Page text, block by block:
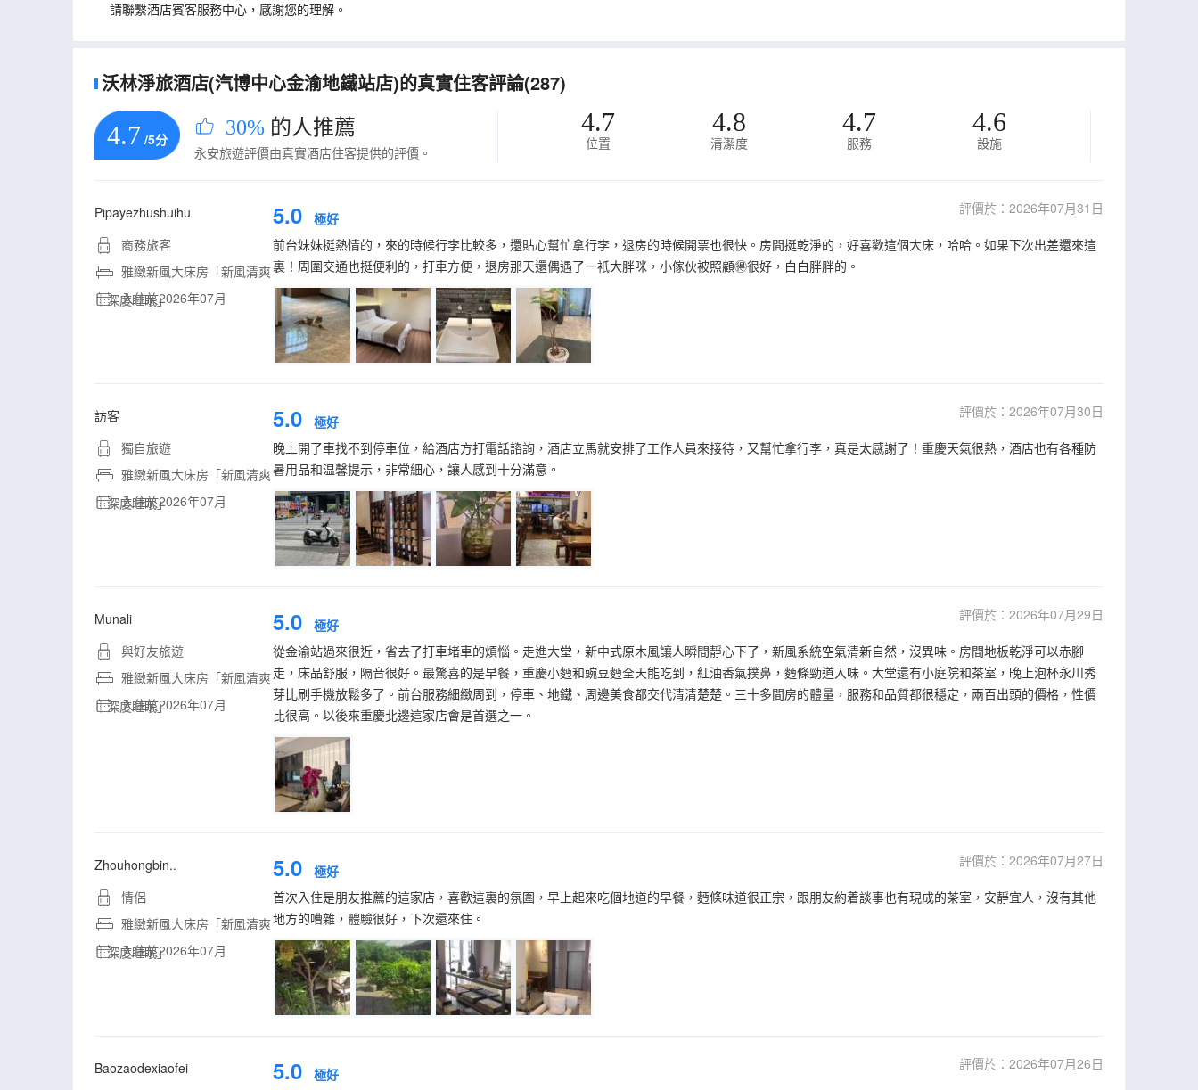
請聯繫酒店賓客服務中心，感謝您的理解。
沃林淨旅酒店(汽博中心金渝地鐵站店)的真實住客評論(287)
4.7 /5分 30% 的人推薦
永安旅遊評價由真實酒店住客提供的評價。
4.7
位置
4.8
清潔度
4.7
服務
4.6
設施
Pipayezhushuihu
商務旅客
雅緻新風大床房「新風清爽
｜深度睡眠」
入住於2026年07月
5.0 極好
評價於：2026年07月31日
前台妹妹挺熱情的，來的時候行李比較多，還貼心幫忙拿行李，退房的時候開票也很快。房間挺乾淨的，好喜歡這個大床，哈哈。如果下次出差還來這
裏！周圍交通也挺便利的，打車方便，退房那天還偶遇了一衹大胖咪，小傢伙被照顧🉐很好，白白胖胖的。
訪客
獨自旅遊
雅緻新風大床房「新風清爽
｜深度睡眠」
入住於2026年07月
5.0 極好
評價於：2026年07月30日
晚上開了車找不到停車位，給酒店方打電話諮詢，酒店立馬就安排了工作人員來接待，又幫忙拿行李，真是太感謝了！重慶天氣很熱，酒店也有各種防
暑用品和温馨提示，非常細心，讓人感到十分滿意。
Munali
與好友旅遊
雅緻新風大床房「新風清爽
｜深度睡眠」
入住於2026年07月
5.0 極好
評價於：2026年07月29日
從金渝站過來很近，省去了打車堵車的煩惱。走進大堂，新中式原木風讓人瞬間靜心下了，新風系統空氣清新自然，沒異味。房間地板乾淨可以赤腳
走，床品舒服，隔音很好。最驚喜的是早餐，重慶小麪和豌豆麪全天能吃到，紅油香氣撲鼻，麪條勁道入味。大堂還有小庭院和茶室，晚上泡杯永川秀
芽比刷手機放鬆多了。前台服務細緻周到，停車、地鐵、周邊美食都交代清清楚楚。三十多間房的體量，服務和品質都很穩定，兩百出頭的價格，性價
比很高。以後來重慶北邊這家店會是首選之一。
Zhouhongbin..
情侶
雅緻新風大床房「新風清爽
｜深度睡眠」
入住於2026年07月
5.0 極好
評價於：2026年07月27日
首次入住是朋友推薦的這家店，喜歡這裏的氛圍，早上起來吃個地道的早餐，麪條味道很正宗，跟朋友約着談事也有現成的茶室，安靜宜人，沒有其他
地方的嘈雜，體驗很好，下次還來住。
Baozaodexiaofei 5.0 極好
評價於：2026年07月26日